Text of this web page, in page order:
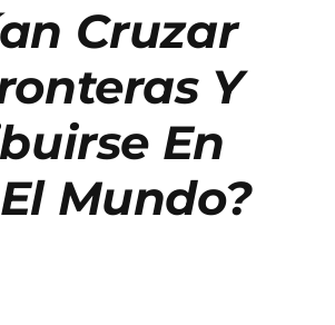
Cruzar
Y
En
Mundo?